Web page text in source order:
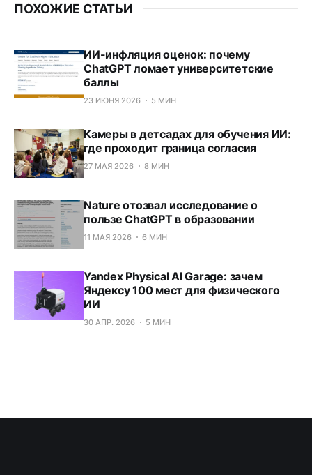
ПОХОЖИЕ СТАТЬИ
ИИ-инфляция оценок: почему
ChatGPT ломает университетские
баллы
23 ИЮНЯ 2026 5 МИН
Камеры в детсадах для обучения ИИ:
где проходит граница согласия
27 МАЯ 2026 8 МИН
Nature отозвал исследование о
пользе ChatGPT в образовании
11 МАЯ 2026 6 МИН
Yandex Physical AI Garage: зачем
Яндексу 100 мест для физического
ИИ
30 АПР. 2026 5 МИН